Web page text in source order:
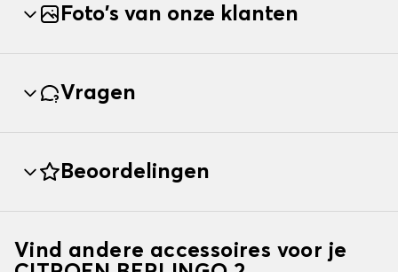
Foto's van onze klanten
Vragen
Beoordelingen
Vind andere accessoires voor je